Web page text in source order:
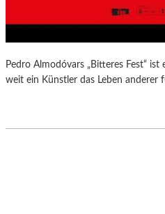
Pedro Almodóvars „Bitteres Fest“
weit ein Künstler das Leben anderer